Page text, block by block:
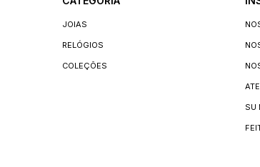
JOIAS
RELÓGIOS
COLEÇÕES
SU